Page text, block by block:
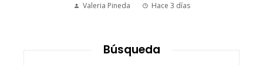
Valeria Pineda Hace 3 días
Búsqueda